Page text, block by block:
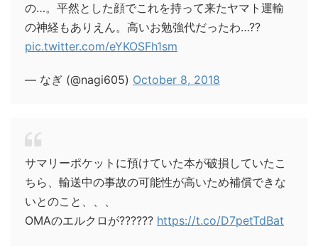
の…。平然とした顔でこれを持って来たヤマト運輸
の神経もありえん。高いお勉強代だったわ…??
pic.twitter.com/eYKOSFh1sm
— なぎ (@nagi605) October 8, 2018
サマリーポケットに預けていた本が破損していたこ
ちら、輸送中の事故の可能性が高いため補償できな
いとのこと、、、
OMAのエルクロが?????? https://t.co/D7petTdBat